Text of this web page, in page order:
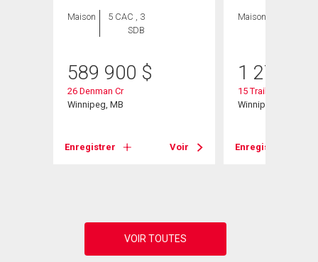
Maison
5 CAC , 3
SDB
589 900 $
26 Denman Cr
Winnipeg, MB
Enregistrer Voir
Maison
1 276
15 Trailside
Winnipeg, MB
Enregistrer